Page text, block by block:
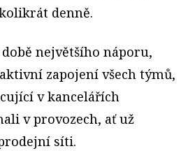
denně.
největšího náporu,
zapojení všech týmů,
v kancelářích
v provozech, ať už
síti.